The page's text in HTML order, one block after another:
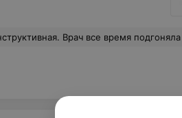
и говорила, что нет времени. Ужас просто. Никогда больше не